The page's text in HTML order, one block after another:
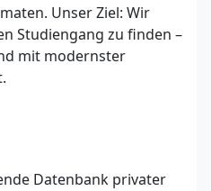
Unser Ziel: Wir
Studiengang zu finden –
mit modernster
Datenbank privater